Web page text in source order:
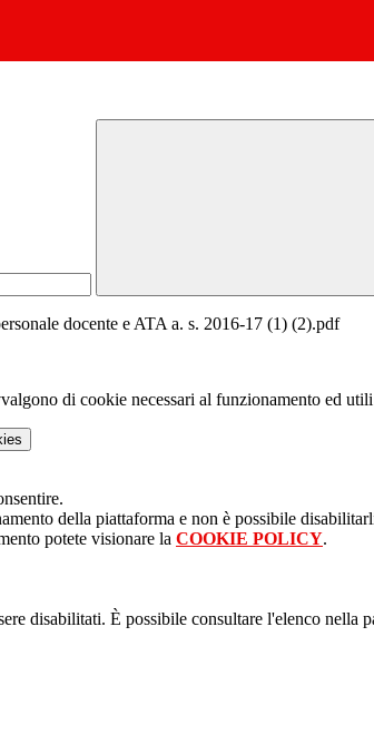
docente e ATA a. s. 2016-17 (1) (2).pdf
di cookie necessari al funzionamento ed
della piattaforma e non è possibile
potete visionare la COOKIE POLICY.
disabilitati. È possibile consultare l'elenco nella